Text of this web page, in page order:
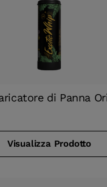
di Panna
Visualizza Prodotto